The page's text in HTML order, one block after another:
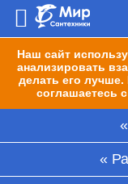
Наш сайт
анализировать
делать его
соглашаетесь